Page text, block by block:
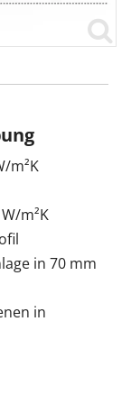
m²K
m²K
in 70 mm
in